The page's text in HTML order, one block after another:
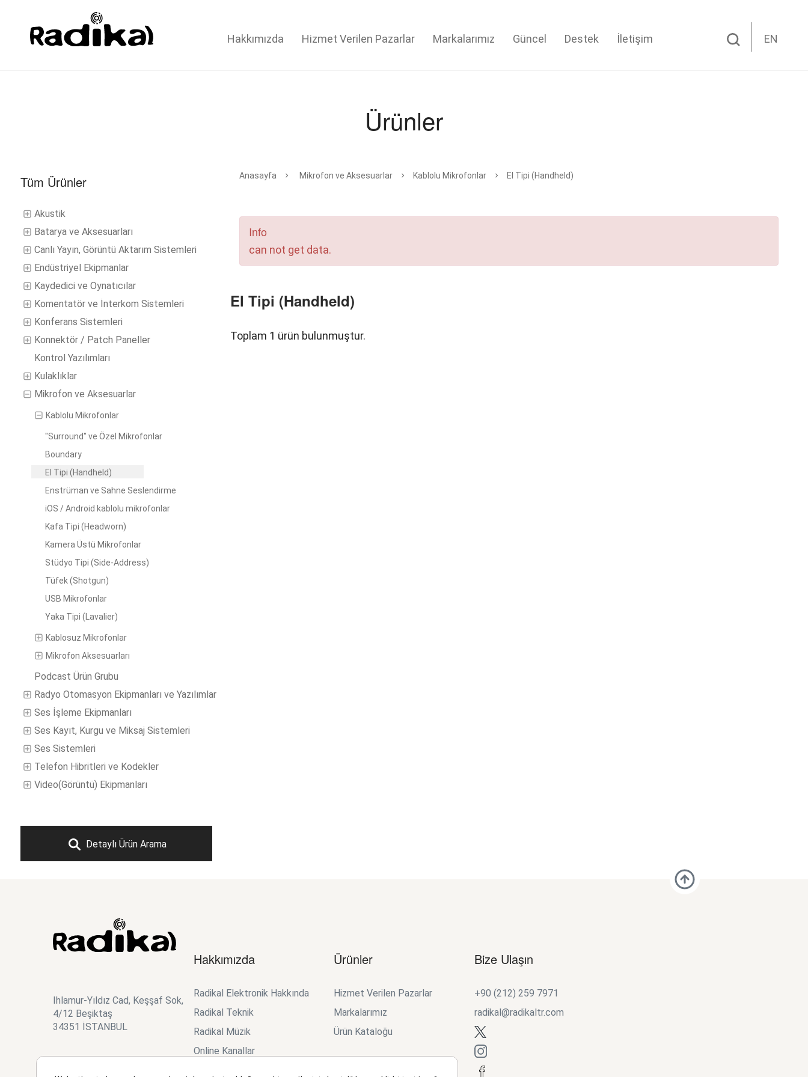
Hakkımızda Hizmet Verilen Pazarlar Markalarımız Güncel Destek İletişim EN
Ürünler
Tüm Ürünler
Akustik
Batarya ve Aksesuarları
Canlı Yayın, Görüntü Aktarım Sistemleri
Endüstriyel Ekipmanlar
Kaydedici ve Oynatıcılar
Komentatör ve İnterkom Sistemleri
Konferans Sistemleri
Konnektör / Patch Paneller
Kontrol Yazılımları
Kulaklıklar
Mikrofon ve Aksesuarlar
Kablolu Mikrofonlar
"Surround" ve Özel Mikrofonlar
Boundary
El Tipi (Handheld)
Enstrüman ve Sahne Seslendirme
iOS / Android kablolu mikrofonlar
Kafa Tipi (Headworn)
Kamera Üstü Mikrofonlar
Stüdyo Tipi (Side-Address)
Tüfek (Shotgun)
USB Mikrofonlar
Yaka Tipi (Lavalier)
Kablosuz Mikrofonlar
Mikrofon Aksesuarları
Podcast Ürün Grubu
Radyo Otomasyon Ekipmanları ve Yazılımlar
Ses İşleme Ekipmanları
Ses Kayıt, Kurgu ve Miksaj Sistemleri
Ses Sistemleri
Telefon Hibritleri ve Kodekler
Video(Görüntü) Ekipmanları
Detaylı Ürün Arama
Anasayfa Mikrofon ve Aksesuarlar Kablolu Mikrofonlar El Tipi (Handheld)
Info
can not get data.
El Tipi (Handheld)
Toplam 1 ürün bulunmuştur.
Ihlamur-Yıldız Cad, Keşşaf Sok,
4/12 Beşiktaş
34351 İSTANBUL
Hakkımızda
Radikal Elektronik Hakkında
Radikal Teknik
Radikal Müzik
Online Kanallar
Ürünler
Hizmet Verilen Pazarlar
Markalarımız
Ürün Kataloğu
Bize Ulaşın
+90 (212) 259 7971
radikal@radikaltr.com